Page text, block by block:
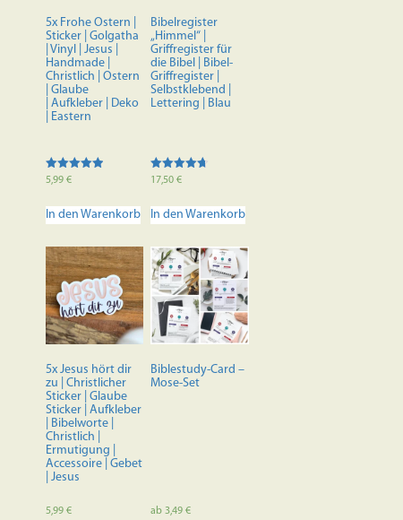
5x Frohe Ostern |
Sticker | Golgatha
| Vinyl | Jesus |
Handmade |
Christlich | Ostern
| Glaube
| Aufkleber | Deko
| Eastern
Bewertet mit
5,99 €
In den Warenkorb
Bibelregister
„Himmel“ |
Griffregister für
die Bibel | Bibel-
Griffregister |
Selbstklebend |
Lettering | Blau
Bewertet
von 5
17,50€
In den Warenkorb
5x Jesus hört dir
zu | Christlicher
Sticker | Glaube
Sticker | Aufkleber
| Bibelworte |
Christlich |
Ermutigung |
Accessoire | Gebet
| Jesus
5,99 €
Biblestudy-Card –
Mose-Set
ab3,49€